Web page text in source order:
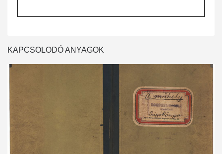
KAPCSOLODÓ ANYAGOK